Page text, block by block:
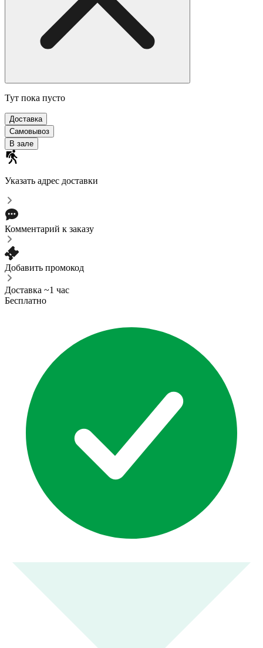
Тут пока пусто
Доставка
Самовывоз
В зале
Указать адрес доставки
Комментарий к заказу
Добавить промокод
Доставка ~1 час
Бесплатно